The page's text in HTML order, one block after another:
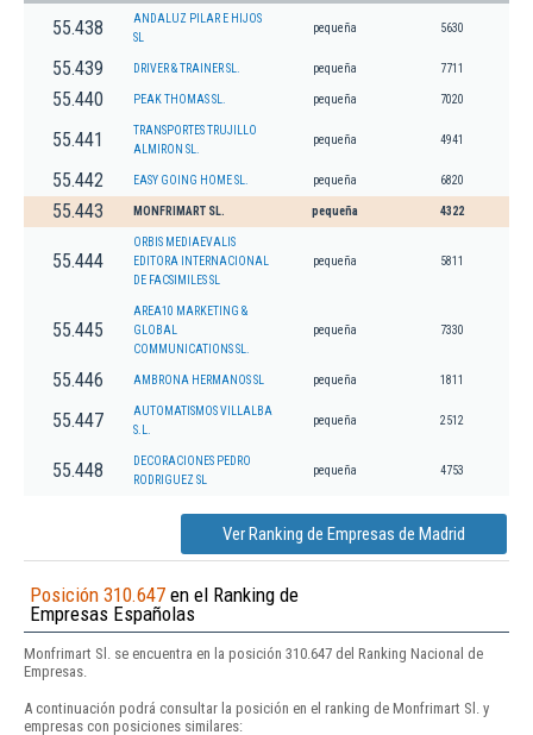
55.438
ANDALUZ PILAR E HIJOS
SL
pequeña 5630
55.439 DRIVER & TRAINER SL. pequeña 7711
55.440 PEAK THOMAS SL. pequeña 7020
55.441
TRANSPORTES TRUJILLO
ALMIRON SL.
pequeña 4941
55.442 EASY GOING HOME SL. pequeña 6820
55.443 MONFRIMART SL. pequeña 4322
55.444
ORBIS MEDIAEVALIS
EDITORA INTERNACIONAL
DE FACSIMILES SL
pequeña 5811
55.445
AREA10 MARKETING &
GLOBAL
COMMUNICATIONS SL.
pequeña 7330
55.446 AMBRONA HERMANOS SL pequeña 1811
55.447
AUTOMATISMOS VILLALBA
S.L.
pequeña 2512
55.448
DECORACIONES PEDRO
RODRIGUEZ SL
pequeña 4753
Ver Ranking de Empresas de Madrid
Posición 310.647 en el Ranking de
Empresas Españolas
Monfrimart Sl. se encuentra en la posición 310.647 del Ranking Nacional de
Empresas.
A continuación podrá consultar la posición en el ranking de Monfrimart Sl. y
empresas con posiciones similares: